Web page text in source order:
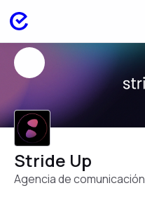
Stride Up
Agencia de comunicación